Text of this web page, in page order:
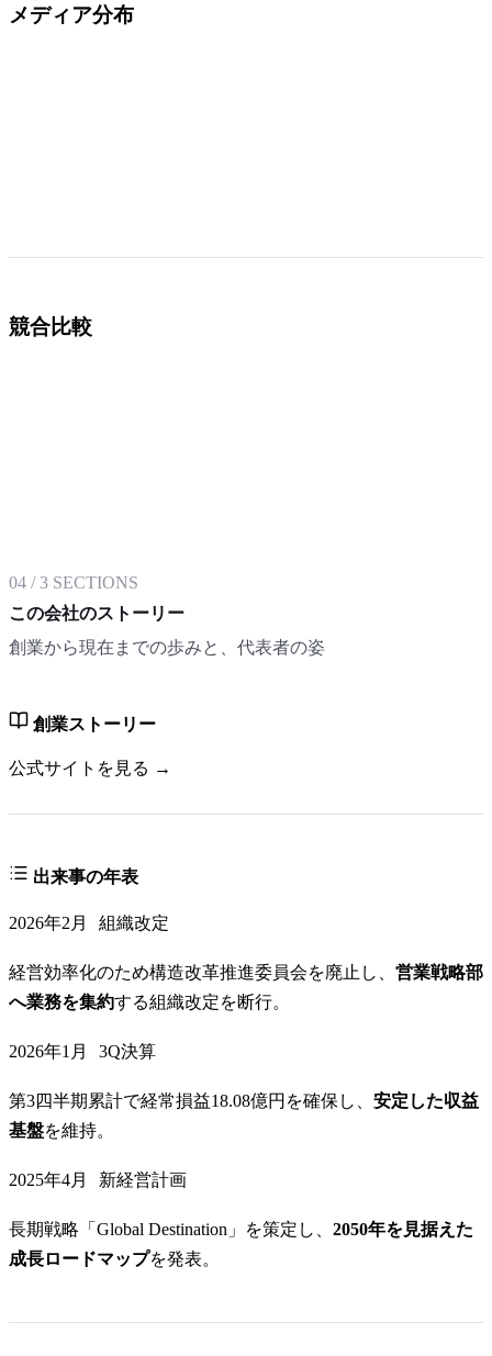
メディア分布
競合比較
04 /3 SECTIONS
この会社のストーリー
創業から現在までの歩みと、代表者の姿
創業ストーリー
公式サイトを見る →
出来事の年表
2026年2月 組織改定
経営効率化のため構造改革推進委員会を廃止し、 営業戦略部
へ業務を集約する組織改定を断行。
2026年1月 3Q決算
第3四半期累計で経常損益18.08億円を確保し、 安定した収益
基盤を維持。
2025年4月 新経営計画
長期戦略「Global Destination」を策定し、 2050年を見据えた
成長ロードマップを発表。